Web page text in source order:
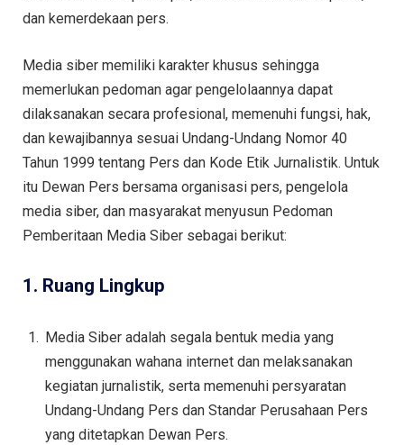
dan kemerdekaan pers.
Media siber memiliki karakter khusus sehingga
memerlukan pedoman agar pengelolaannya dapat
dilaksanakan secara profesional, memenuhi fungsi, hak,
dan kewajibannya sesuai Undang-Undang Nomor 40
Tahun 1999 tentang Pers dan Kode Etik Jurnalistik. Untuk
itu Dewan Pers bersama organisasi pers, pengelola
media siber, dan masyarakat menyusun Pedoman
Pemberitaan Media Siber sebagai berikut:
1. Ruang Lingkup
Media Siber adalah segala bentuk media yang
menggunakan wahana internet dan melaksanakan
kegiatan jurnalistik, serta memenuhi persyaratan
Undang-Undang Pers dan Standar Perusahaan Pers
yang ditetapkan Dewan Pers.